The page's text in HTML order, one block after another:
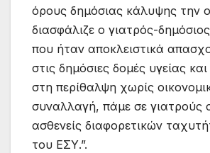
όρους δημόσιας κάλυψης την
διασφάλιζε ο γιατρός-
που ήταν αποκλειστικά
στις δημόσιες δομές υγείας
στη περίθαλψη χωρίς
συναλλαγή, πάμε σε γιατρούς
ασθενείς διαφορετικών
του ΕΣΥ.”.